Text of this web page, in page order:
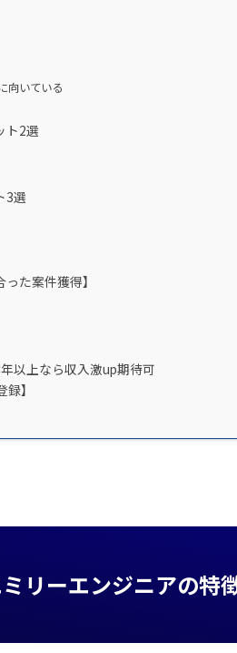
向いている
ト2選
3選
た案件獲得】
以上なら収入激up期待可
】
リーエンジニアの特